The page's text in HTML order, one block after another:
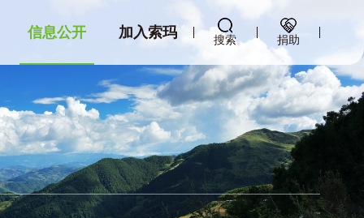
信息公开 加入索玛 搜索 捐助